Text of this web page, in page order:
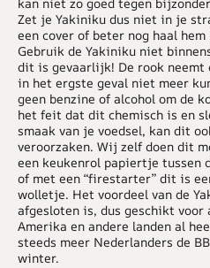
kan niet zo goed tegen
Zet je Yakiniku dus niet in je
een cover of beter nog haal
Gebruik de Yakiniku niet
dit is gevaarlijk! De rook neemt
in het ergste geval niet meer
geen benzine of alcohol om de
het feit dat dit chemisch is en
smaak van je voedsel, kan dit
veroorzaken. Wij zelf doen dit
een keukenrol papiertje tussen
of met een “firestarter” dit is
wolletje. Het voordeel van de
afgesloten is, dus geschikt
Amerika en andere landen al
steeds meer Nederlanders de
winter.